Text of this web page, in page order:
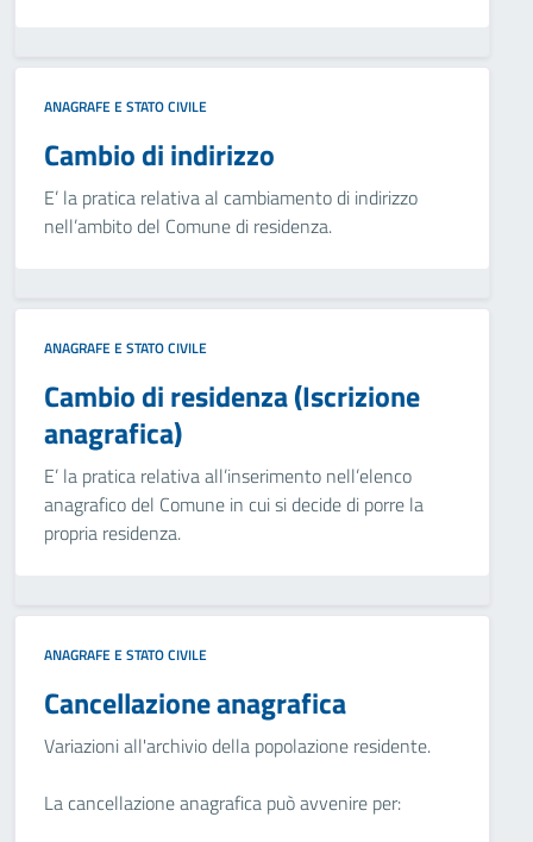
ANAGRAFE E STATO CIVILE
Cambio di indirizzo
E’ la pratica relativa al cambiamento di indirizzo
nell’ambito del Comune di residenza.
ANAGRAFE E STATO CIVILE
Cambio di residenza (Iscrizione
anagrafica)
E’ la pratica relativa all’inserimento nell’elenco
anagrafico del Comune in cui si decide di porre la
propria residenza.
ANAGRAFE E STATO CIVILE
Cancellazione anagrafica
Variazioni all'archivio della popolazione residente.
La cancellazione anagrafica può avvenire per: